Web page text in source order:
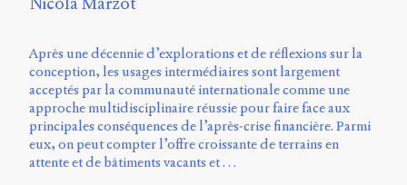
Après une décennie d’explorations et de réflexions sur la
conception, les usages intermédiaires sont largement
acceptés par la communauté internationale comme une
approche multidisciplinaire réussie pour faire face aux
principales conséquences de l’après-crise financière. Parmi
eux, on peut compter l’offre croissante de terrains en
attente et de bâtiments vacants et …